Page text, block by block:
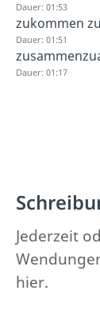
Dauer: 01:53
zukommen
Dauer: 01:51
Dauer: 01:17
Jederzeit
hier.